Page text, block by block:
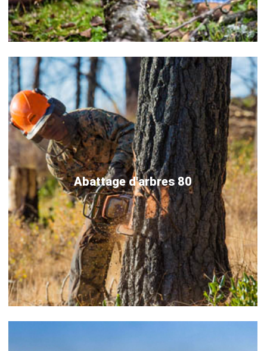
Abattage d'arbres 80